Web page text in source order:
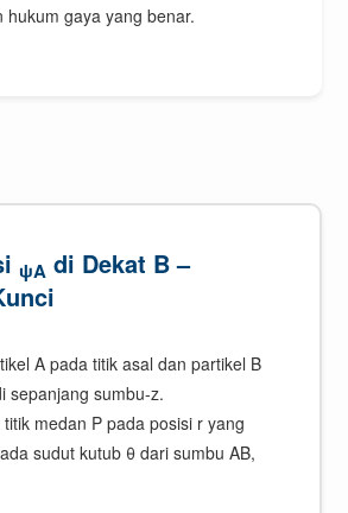
hukum gaya yang benar.
ψA di Dekat B –
A pada titik asal dan partikel B
sepanjang sumbu-z.
medan P pada posisi r yang
sudut kutub θ dari sumbu AB,